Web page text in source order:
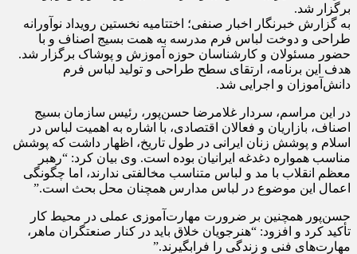
برگزار شد.
به گزارش خبرنگار اخبار صنفی؛ اختتامیه نخستین رویداد نوآورانه
طراحی و دوخت لباس فرم مدرسه به همت بسیج اصناف و با
حضور مسئولان و کارشناسان حوزه آموزش و پوشاک برگزار شد.
هدف این برنامه، ارتقای سطح طراحی و تولید لباس فرم
دانش‌آموزان و اجرایی شد.
در این مراسم، سردار غلامرضا حسن‌پور، رئیس سازمان بسیج
اصناف، بازاریان و فعالان اقتصادی، با اشاره به اهمیت لباس در
اسلام و پوشش زنان ایرانی در طول تاریخ، اظهار داشت که پوشش
مناسب همواره دغدغه ایرانیان بوده است. وی بیان کرد: “رهبر
معظم انقلاب با مد و لباس متناسب مخالفتی ندارند، اما چگونگی
اعمال این موضوع در لباس مدارس همچنان محل بحث است.”
حسن‌پور همچنین بر ضرورت مهارت‌آموزی عملی در محیط کار
تأکید کرد و افزود: “هنرجویان خلاق باید در کنار صنعتگران ماهر،
مهارت‌های فنی و زندگی را فرابگیرند.”